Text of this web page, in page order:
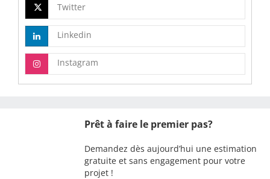
Twitter
Linkedin
Instagram
Prêt à faire le premier pas?
Demandez dès aujourd’hui une estimation
gratuite et sans engagement pour votre
projet !